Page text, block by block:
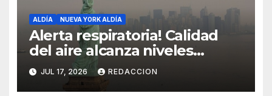
ALDÍA NUEVA YORK ALDÍA
Alerta respiratoria! Calidad
del aire alcanza niveles
peligrosos en NYC
JUL 17, 2026 REDACCION